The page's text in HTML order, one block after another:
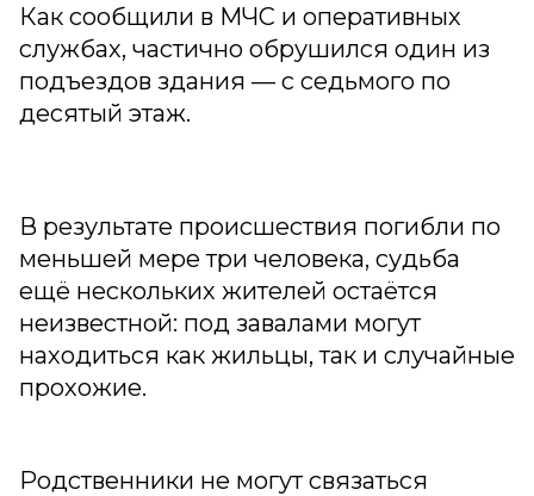
Как сообщили в МЧС и оперативных
службах, частично обрушился один из
подъездов здания — с седьмого по
десятый этаж.
В результате происшествия погибли по
меньшей мере три человека, судьба
ещё нескольких жителей остаётся
неизвестной: под завалами могут
находиться как жильцы, так и случайные
прохожие.
Родственники не могут связаться